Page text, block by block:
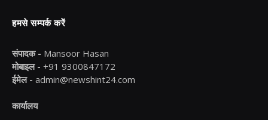
हमसे सम्पर्क करें
संपादक - Mansoor Hasan
मोबाइल - +91 9300847172
ईमेल - admin@newshint24.com
कार्यालय